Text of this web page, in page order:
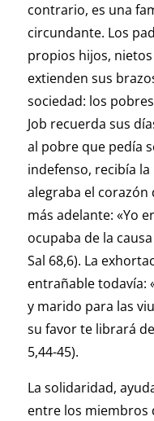
contrario, es una
circundante. Los
propios hijos,
extienden sus
sociedad: los
Job recuerda sus
al pobre que pedía
indefenso, recibía
alegraba el corazón
más adelante: «Yo
ocupaba de la
Sal 68,6). La
entrañable todavía:
y marido para las
su favor te librará
5,44-45).
La solidaridad,
entre los miembros